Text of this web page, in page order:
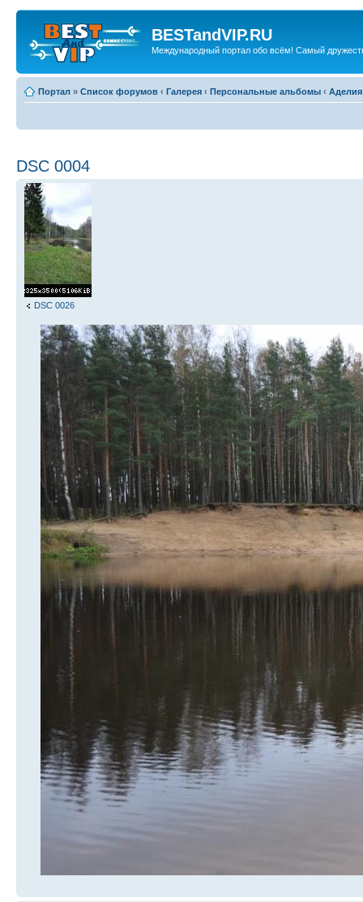
BESTandVIP.RU
Международный портал обо всём! Самый
Портал » Список форумов ‹ Галерея ‹ Персональные альбомы ‹ Аделия
DSC 0004
DSC 0026